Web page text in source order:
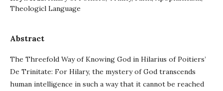
Theologicl Language
Abstract
The Threefold Way of Knowing God in Hilarius of Poitiers’
De Trinitate: For Hilary, the mystery of God transcends
human intelligence in such a way that it cannot be reached